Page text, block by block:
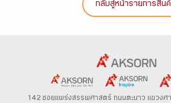
กลับสู่หน้ารายการสินค้
142 ซอยแพร่งสรรพศาสตร์ ถนนตะนาว แขวงศ